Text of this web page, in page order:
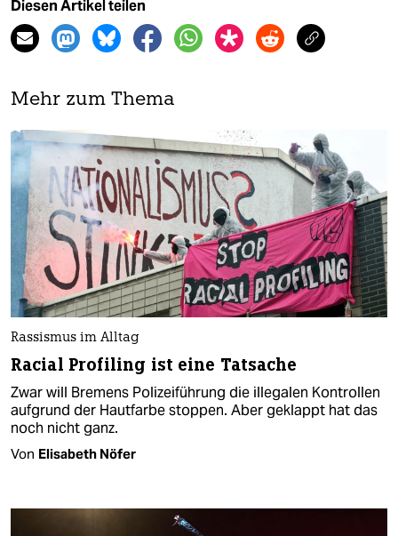
Diesen Artikel teilen
Mehr zum Thema
Rassismus im Alltag
Racial Profiling ist eine Tatsache
Zwar will Bremens Polizeiführung die illegalen Kontrollen
aufgrund der Hautfarbe stoppen. Aber geklappt hat das
noch nicht ganz.
Von Elisabeth Nöfer